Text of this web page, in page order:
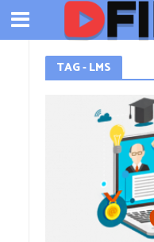
TAG - LMS